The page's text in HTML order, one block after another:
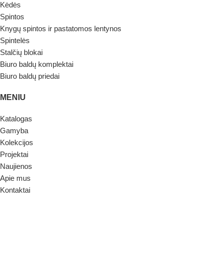
Kėdės
Spintos
Knygų spintos ir pastatomos lentynos
Spintelės
Stalčių blokai
Biuro baldų komplektai
Biuro baldų priedai
MENIU
Katalogas
Gamyba
Kolekcijos
Projektai
Naujienos
Apie mus
Kontaktai